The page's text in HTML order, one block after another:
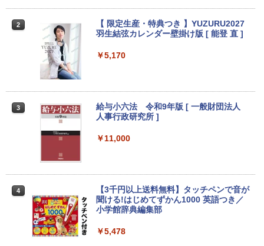
ラック
【2026年アップグレード版】AOKIMI ワイヤ
軽量 ブルートゥースHi-Fi 最大36時間再生 ぶ
学/WEB会議(ホワイト)
￥1,964
Xiaomi シャオミ REDMI Buds 8 Lite ワイヤ
On My Road (Stadium ver.)
￥250
BUGS LIFE
￥250
￥1,112
by Amazon 天然水ラベルレス 2L×9本
強炭酸水 ペットボトル 500ミリリットル (Sm
コカ・コーラ やかんの麦茶 from 爽健美茶 ラ
ベルレス 650mlPET×24本
￥2,009
クスDIGITAL)
HUNTER×HUNTER モノクロ版 39 (ジャンプ
スーパーの裏でヤニ吸うふたり 9巻 (デジタル
版ビッグガンガンコミックス)
2
【期間限定破格金額！】新生活 新古品 W
in11搭載 パソコンノートパソコンoffice
5.6型 インテル高速CPU ランダムで発送
￥9,980
5インチフルHD Windows11 Pro カメラ
Bluetooth Wi-Fi 送料無料 保証付き
￥13,800
2
【超特価】厳選大手メーカー 液晶モニタ
ー シークレット 22-23型ワイド フルHD
EIZO IIYAMA 三菱 富士通 NEC IO-DATA
ASUS エイスース 液晶ディスプレイ Ey
還元！】ゲーミングモニター 23.8インチ
2
【 限定生産・特典つき 】YUZURU2027
羽生結弦カレンダー壁掛け版 [ 能登 直 ]
￥5,170
3
給与小六法 令和9年版 [ 一般財団法人
人事行政研究所 ]
￥11,000
4
【3千円以上送料無料】タッチペンで音が
聞ける!はじめてずかん1000 英語つき／
小学館辞典編集部
￥5,478